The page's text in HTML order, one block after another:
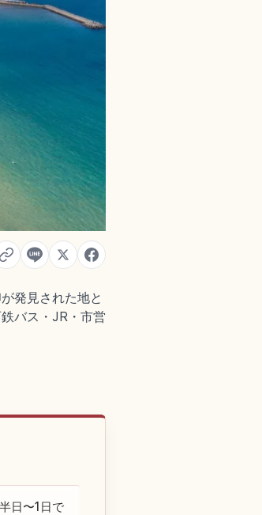
発見された地と
バス・JR・市営
日〜1日で